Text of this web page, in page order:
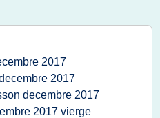
2017
2017
decembre 2017
2017 vierge